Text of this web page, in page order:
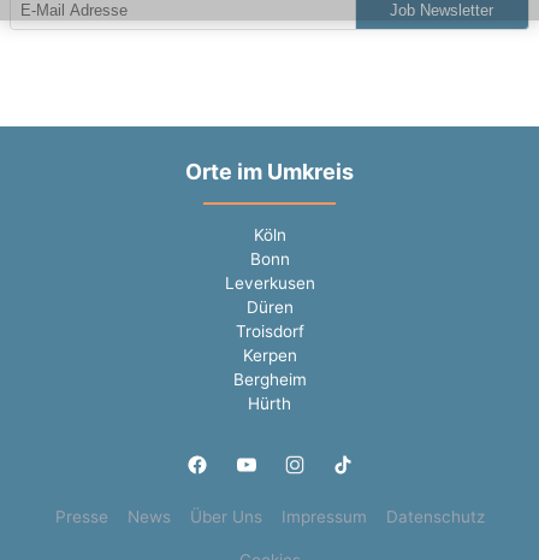
Job Newsletter
Orte im Umkreis
Köln
Bonn
Leverkusen
Düren
Troisdorf
Kerpen
Bergheim
Hürth
Presse News Über Uns Impressum Datenschutz